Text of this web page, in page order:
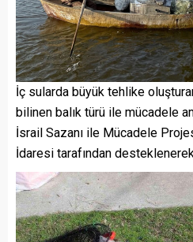
İç sularda büyük tehlike
bilinen balık türü ile mücadele
İsrail Sazanı ile Mücadele
İdaresi tarafından